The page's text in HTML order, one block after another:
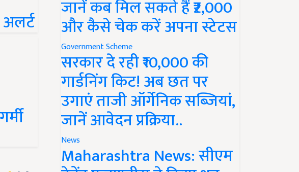
जानें कब मिल सकते हैं ₹2,000
और कैसे चेक करें अपना स्टेटस
Government Scheme
सरकार दे रही ₹10,000 की
गार्डनिंग किट! अब छत पर
उगाएं ताजी ऑर्गेनिक सब्जियां,
जानें आवेदन प्रक्रिया..
News
Maharashtra News: सीएम